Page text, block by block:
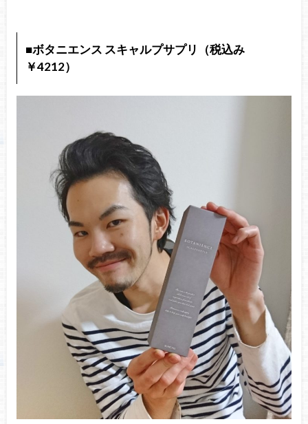
■ボタニエンス スキャルプサプリ（税込み
￥4212）